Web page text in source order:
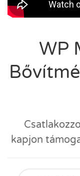
WP
kapjon